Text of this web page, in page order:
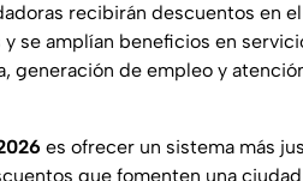
recibirán descuentos en
se amplían beneficios en
generación de empleo y
es ofrecer un sistema más
que fomenten una